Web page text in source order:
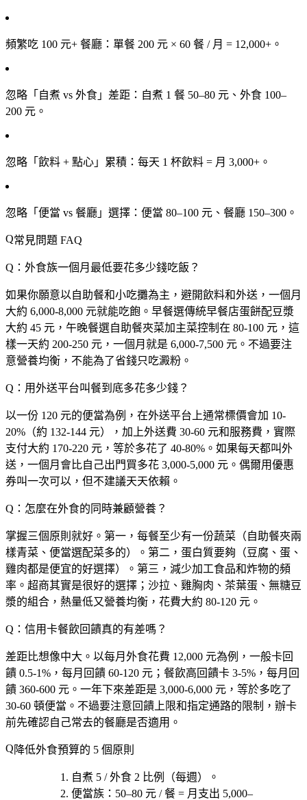
頻繁吃 100 元+ 餐廳 ：單餐 200 元 × 60 餐 / 月 = 12,000+。
忽略「自煮 vs 外食」差距 ：自煮 1 餐 50–80 元、外食 100–
200 元。
忽略「飲料 + 點心」累積 ：每天 1 杯飲料 = 月 3,000+。
忽略「便當 vs 餐廳」選擇 ：便當 80–100 元、餐廳 150–300。
常見問題 FAQ
Q：外食族一個月最低要花多少錢吃飯？
如果你願意以自助餐和小吃攤為主，避開飲料和外送，一個月
大約 6,000-8,000 元就能吃飽。早餐選傳統早餐店蛋餅配豆漿
大約 45 元，午晚餐選自助餐夾菜加主菜控制在 80-100 元，這
樣一天約 200-250 元，一個月就是 6,000-7,500 元。不過要注
意營養均衡，不能為了省錢只吃澱粉。
Q：用外送平台叫餐到底多花多少錢？
以一份 120 元的便當為例，在外送平台上通常標價會加 10-
20%（約 132-144 元），加上外送費 30-60 元和服務費，實際
支付大約 170-220 元，等於多花了 40-80%。如果每天都叫外
送，一個月會比自己出門買多花 3,000-5,000 元。偶爾用優惠
券叫一次可以，但不建議天天依賴。
Q：怎麼在外食的同時兼顧營養？
掌握三個原則就好。第一，每餐至少有一份蔬菜（自助餐夾兩
樣青菜、便當選配菜多的）。第二，蛋白質要夠（豆腐、蛋、
雞肉都是便宜的好選擇）。第三，減少加工食品和炸物的頻
率。超商其實是很好的選擇；沙拉、雞胸肉、茶葉蛋、無糖豆
漿的組合，熱量低又營養均衡，花費大約 80-120 元。
Q：信用卡餐飲回饋真的有差嗎？
差距比想像中大。以每月外食花費 12,000 元為例，一般卡回
饋 0.5-1%，每月回饋 60-120 元；餐飲高回饋卡 3-5%，每月回
饋 360-600 元。一年下來差距是 3,000-6,000 元，等於多吃了
30-60 頓便當。不過要注意回饋上限和指定通路的限制，辦卡
前先確認自己常去的餐廳是否適用。
降低外食預算的 5 個原則
自煮 5 / 外食 2 比例（每週）。
便當族 ：50–80 元 / 餐 = 月支出 5,000–